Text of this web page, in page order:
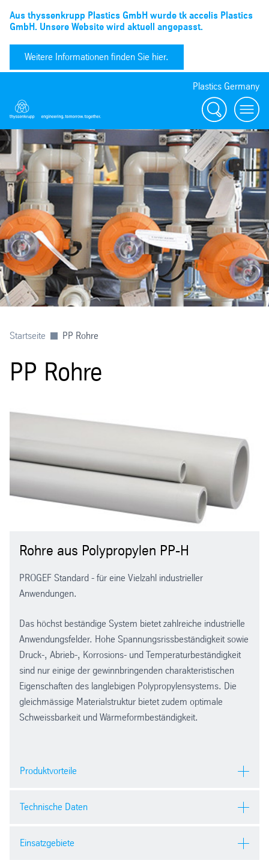
Aus thyssenkrupp Plastics GmbH wurde tk accelis Plastics
GmbH. Unsere Website wird aktuell angepasst.
Weitere Informationen finden Sie hier.
Plastics Germany
Suchen menu
Startseite PP Rohre
PP Rohre
Rohre aus Polypropylen PP-H
PROGEF Standard - für eine Vielzahl industrieller
Anwendungen.
Das höchst beständige System bietet zahlreiche industrielle
Anwendungsfelder. Hohe Spannungsrissbeständigkeit sowie
Druck-, Abrieb-, Korrosions- und Temperaturbeständigkeit
sind nur einige der gewinnbringenden charakteristischen
Eigenschaften des langlebigen Polypropylensystems. Die
gleichmässige Materialstruktur bietet zudem optimale
Schweissbarkeit und Wärmeformbeständigkeit.
Produktvorteile
Gute Chemikalienbeständigkeit
Hohe Schlagzähigkeit
Technische Daten
Normen Kunststoff-Rohrleitungssysteme für industrielle
Anwendungen Polybuten PB, Polyethylen PE, und
Einsatzgebiete